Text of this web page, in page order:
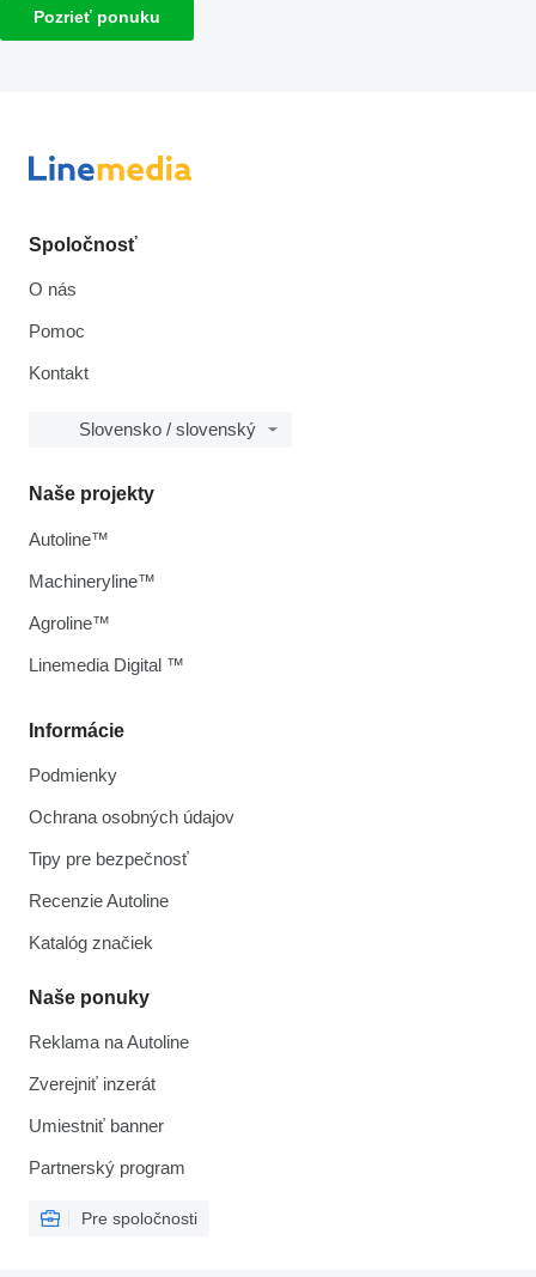
Pozrieť ponuku
Spoločnosť
O nás
Pomoc
Kontakt
Slovensko / slovenský
Informácie
Podmienky
Ochrana osobných údajov
Tipy pre bezpečnosť
Recenzie Autoline
Katalóg značiek
Naše ponuky
Reklama na Autoline
Zverejniť inzerát
Umiestniť banner
Partnerský program
Pre spoločnosti
Naše projekty
Autoline™
Machineryline™
Agroline™
Linemedia Digital ™